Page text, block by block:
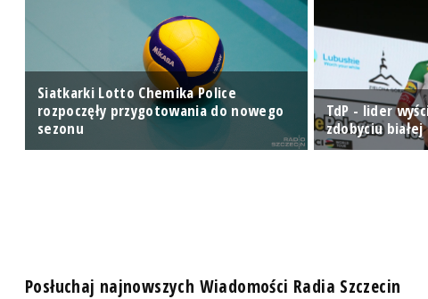
Siatkarki Lotto Chemika Police
rozpoczęły przygotowania do nowego
sezonu
TdP - lider
zdobyciu
Posłuchaj najnowszych Wiadomości Radia Szczecin